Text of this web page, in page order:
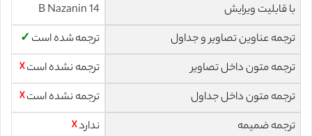
با قابلیت ویرایش
14 B Nazanin
ترجمه عناوین تصاویر و جداول
ترجمه شده است ✓
ترجمه متون داخل تصاویر
ترجمه نشده است☓
ترجمه متون داخل جداول
ترجمه نشده است☓
ترجمه ضمیمه
ندارد☓